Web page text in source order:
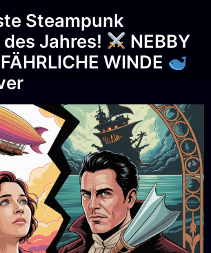
Steampunk
Jahres!
NEBBY
WINDE